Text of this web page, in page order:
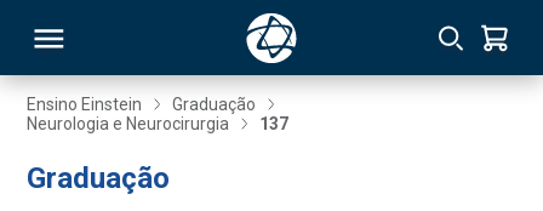
Ensino Einstein
Graduação
Neurologia e Neurocirurgia
137
Graduação